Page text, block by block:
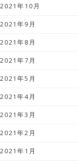
2021年10月
2021年9月
2021年8月
2021年7月
2021年5月
2021年4月
2021年3月
2021年2月
2021年1月